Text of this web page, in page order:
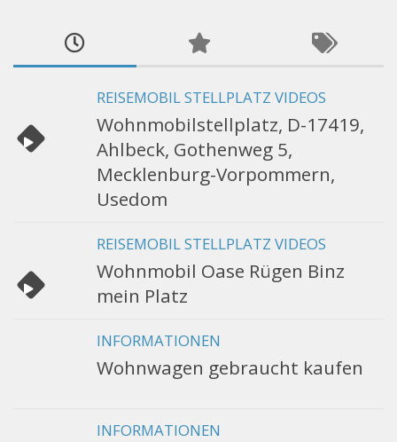
REISEMOBIL STELLPLATZ VIDEOS
Wohnmobilstellplatz, D-17419,
Ahlbeck, Gothenweg 5,
Mecklenburg-Vorpommern,
Usedom
REISEMOBIL STELLPLATZ VIDEOS
Wohnmobil Oase Rügen Binz
mein Platz
INFORMATIONEN
Wohnwagen gebraucht kaufen
INFORMATIONEN